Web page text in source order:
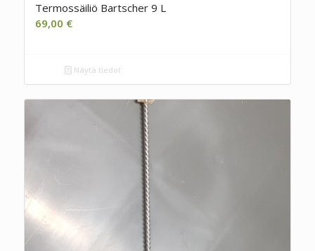
Termossäiliö Bartscher 9 L
69,00 €
Näytä tiedot